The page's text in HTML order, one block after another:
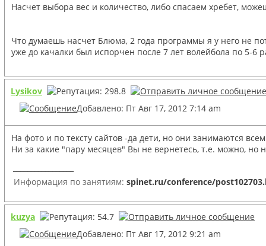
Насчет выбора вес и количество, либо спасаем хребет,
Что думаешь насчет Блюма, 2 года программы я у него не
уже до качалки был испорчен после 7 лет волейбола по 5-
Lysikov
Добавлено: Пт Авг 17, 2012 7:14 am
На фото и по тексту сайтов -да дети, но они занимаются
Ни за какие "пару месяцев" Вы не вернетесь, т.е. можно, но
Информация по занятиям: spinet.ru/conference/
kuzya
Добавлено: Пт Авг 17, 2012 9:21 am